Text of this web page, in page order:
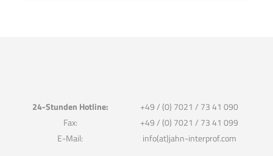
24-Stunden Hotline:
Fax:
E-Mail:
+49 / (0) 7021 / 73 41 090
+49 / (0) 7021 / 73 41 099
info(at)jahn-interprof.com